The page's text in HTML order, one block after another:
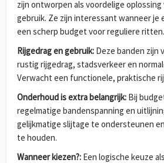
zijn ontworpen als voordelige oplossing
gebruik. Ze zijn interessant wanneer je
een scherp budget voor reguliere ritten.
Rijgedrag en gebruik: Deze banden zijn
rustig rijgedrag, stadsverkeer en
Verwacht een functionele, praktische
Onderhoud is extra belangrijk: Bij
regelmatige bandenspanning en
gelijkmatige slijtage te ondersteunen
te houden.
Wanneer kiezen?: Een logische keuze